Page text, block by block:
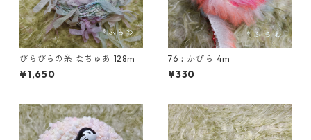
ぴらぴらの糸 なちゅあ 128m
¥1,650
76︰かぴら 4m
¥330